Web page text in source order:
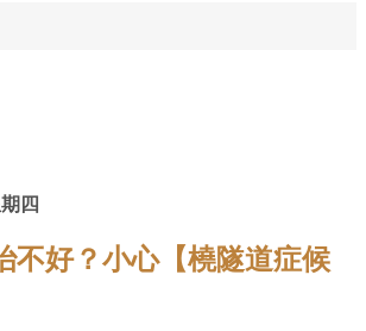
四
不好？小心【橈隧道症候